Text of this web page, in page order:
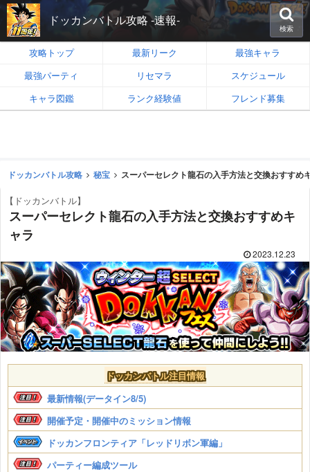
ドッカンバトル攻略 -速報-
検索
攻略トップ 最新リーク
最強キャラ
最強パーティ
リセマラ
スケジュール
キャラ図鑑
ランク経験値 フレンド募集
ドッカンバトル攻略 秘宝 スーパーセレクト龍石の入手方法と交換おすすめ
【ドッカンバトル】
スーパーセレクト龍石の入手方法と交換おすすめキ
ャラ
2023.12.23
ドッカンバトル注目情報
最新情報(データイン8/5)
開催予定・開催中のミッション情報
ドッカンフロンティア「レッドリボン軍編」
パーティー編成ツール